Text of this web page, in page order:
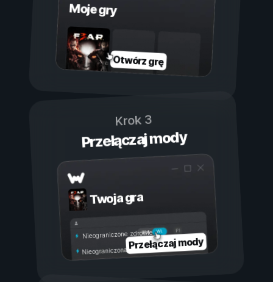
Moje gry
Otwórz grę
Krok 3
Przełączaj mody
Twoja gra
Wł.
Wył.
Nieograniczone zdrowie
Nieograniczona wytrzymałość
Przełączaj mody